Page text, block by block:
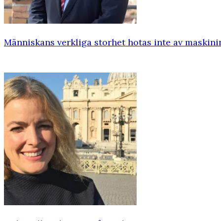
Människans verkliga storhet hotas inte av